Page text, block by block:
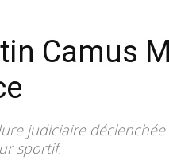
Camus
judiciaire
sportif.